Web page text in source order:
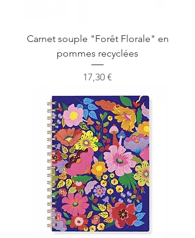
Carnet souple "Forêt Florale" en
pommes recyclées
Prix
17,30 €